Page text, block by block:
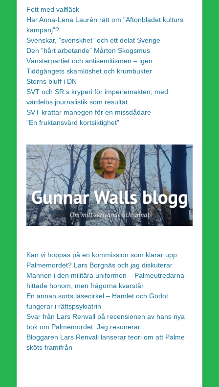
Fett med valfläsk
Har Anna-Lena Laurén rätt om ”Aftonbladet kulturs
kampanj”?
Svenskar, ”svenskhet” och ett delat Sverige
Den ”hårt arbetande” Mårten Skogsmus
Vänsterpartiet och antisemitismen – igen.
Tidögängets skamlöshet och krumbukter
Sterns bluff i DN
SVT och SR:s kryperi för imperiemakten, med
värdelös journalistik som resultat
SVT krattar manegen för en missdådare
”En fruktansvärd kortsiktighet”
Kan vi hoppas på en kommission som klarar upp
Palmemordet? Lars Borgnäs och jag diskuterar
Mannen i den militära uniformen – Palmeutredarna
hittade honom, men frågorna kvarstår
En annan sorts läsecirkel – Hamlet och Godot
fungerar i rättspsykiatrin
Svar från Lars Renvall på recensionen av hans nya
bok om Palmemordet: Jag resonerar
Bloggaren Lars Renvall lanserar teori om att Palme
sköts framifrån